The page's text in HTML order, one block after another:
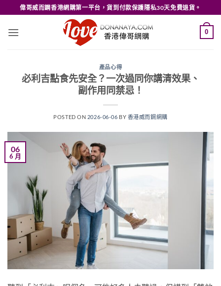
to
content
偉哥威而鋼香港網購第一平台，貨到付款保護隱私30天免費退貨。
0
產品心得
必利吉點食先安全？一次過同你講清效果、
副作用同禁忌！
POSTED ON 2026-06-06 BY 香港威而鋼網購
06
6 月